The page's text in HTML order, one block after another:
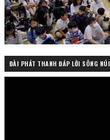
ĐÀI PHÁT THANH ĐÁP LỜI SÔNG NÚI